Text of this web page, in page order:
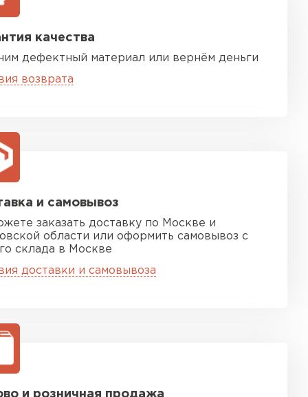
качества
дефектный материал или вернём деньги
возврата
и самовывоз
заказать доставку по Москве и
области или оформить самовывоз с
склада в Москве
доставки и самовывоза
и розничная продажа
черепица